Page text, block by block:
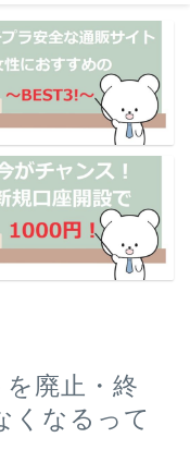
廃止・終
くなるって